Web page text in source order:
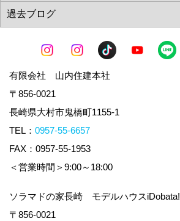
有限会社 山内住建本社
〒856-0021
長崎県大村市鬼橋町1155-1
TEL： 0957-55-6657
FAX：0957-55-1953
＜営業時間＞9:00～18:00
ソラマドの家長崎 モデルハウスiDobata!
〒856-0021